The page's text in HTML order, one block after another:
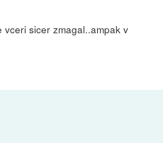
sicer zmagal..ampak v